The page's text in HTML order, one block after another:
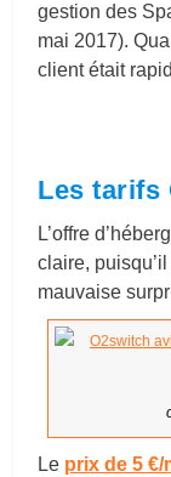
gestion des
mai 2017).
client était
Les tarifs
L’offre
claire,
mauvaise
Le prix de 5 €/